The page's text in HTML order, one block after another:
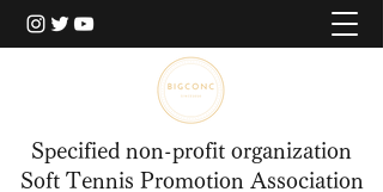
Specified non-profit organization
Soft Tennis Promotion Association